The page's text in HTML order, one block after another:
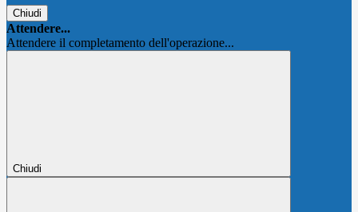
Chiudi
Attendere...
Attendere il completamento dell'operazione...
Chiudi